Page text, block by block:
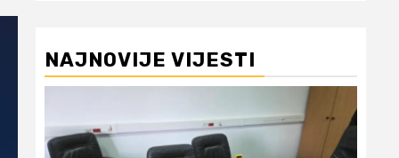
NAJNOVIJE VIJESTI